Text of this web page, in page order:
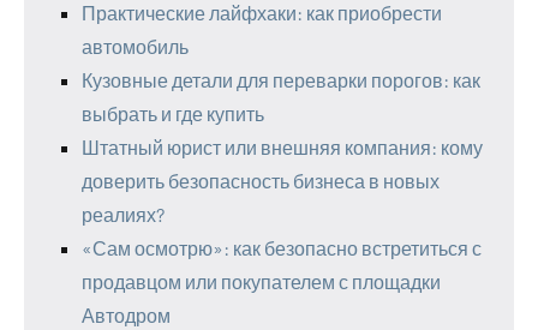
Практические лайфхаки: как приобрести
автомобиль
Кузовные детали для переварки порогов: как
выбрать и где купить
Штатный юрист или внешняя компания: кому
доверить безопасность бизнеса в новых
реалиях?
«Сам осмотрю»: как безопасно встретиться с
продавцом или покупателем с площадки
Автодром